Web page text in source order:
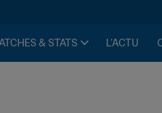
& STATS L'ACTU